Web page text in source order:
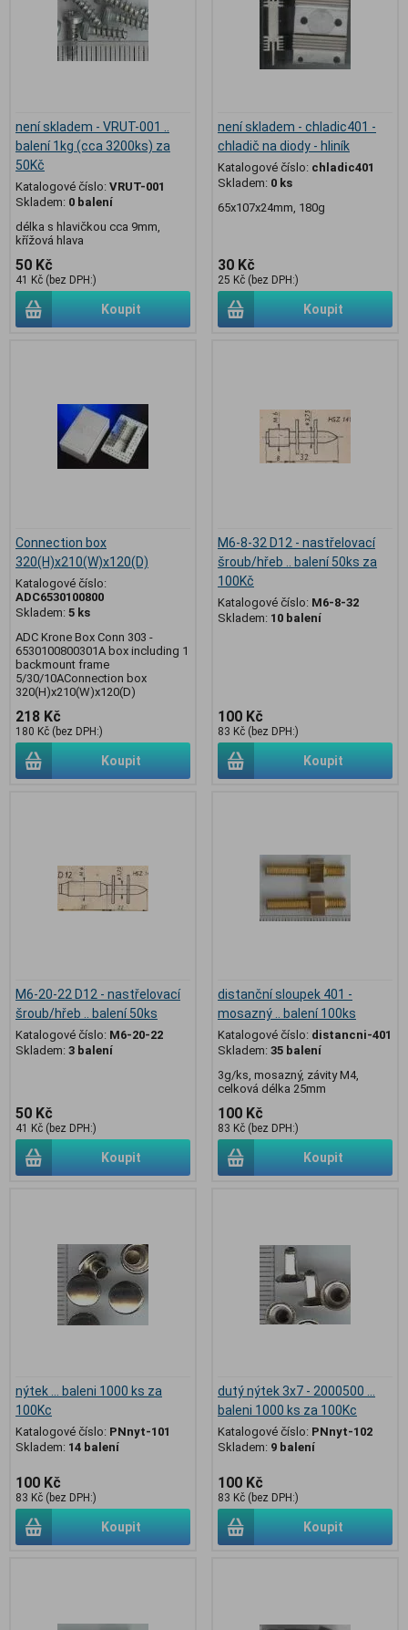
není skladem - VRUT-001 ..
balení 1kg (cca 3200ks) za
50Kč
Katalogové číslo: VRUT-001
Skladem: 0 balení
délka s hlavičkou cca 9mm,
křížová hlava
50 Kč
41 Kč (bez DPH:)
Koupit
není skladem - chladic401 -
chladič na diody - hliník
Katalogové číslo: chladic401
Skladem: 0 ks
65x107x24mm, 180g
30 Kč
25 Kč (bez DPH:)
Koupit
Connection box
320(H)x210(W)x120(D)
Katalogové číslo:
ADC6530100800
Skladem: 5 ks
ADC Krone Box Conn 303 -
6530100800301A box including 1
backmount frame
5/30/10AConnection box
320(H)x210(W)x120(D)
218 Kč
180 Kč (bez DPH:)
Koupit
M6-8-32 D12 - nastřelovací
šroub/hřeb .. balení 50ks za
100Kč
Katalogové číslo: M6-8-32
Skladem: 10 balení
100 Kč
83 Kč (bez DPH:)
Koupit
M6-20-22 D12 - nastřelovací
šroub/hřeb .. balení 50ks
Katalogové číslo: M6-20-22
Skladem: 3 balení
50 Kč
41 Kč (bez DPH:)
Koupit
distanční sloupek 401 -
mosazný .. balení 100ks
Katalogové číslo: distancni-401
Skladem: 35 balení
3g/ks, mosazný, závity M4,
celková délka 25mm
100 Kč
83 Kč (bez DPH:)
Koupit
nýtek ... baleni 1000 ks za
100Kc
Katalogové číslo: PNnyt-101
Skladem: 14 balení
100 Kč
83 Kč (bez DPH:)
Koupit
dutý nýtek 3x7 - 2000500 ...
baleni 1000 ks za 100Kc
Katalogové číslo: PNnyt-102
Skladem: 9 balení
100 Kč
83 Kč (bez DPH:)
Koupit